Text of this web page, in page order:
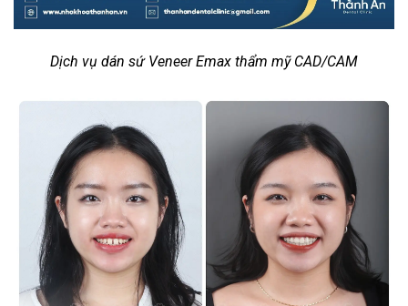
Dịch vụ dán sứ Veneer Emax thẩm mỹ CAD/CAM